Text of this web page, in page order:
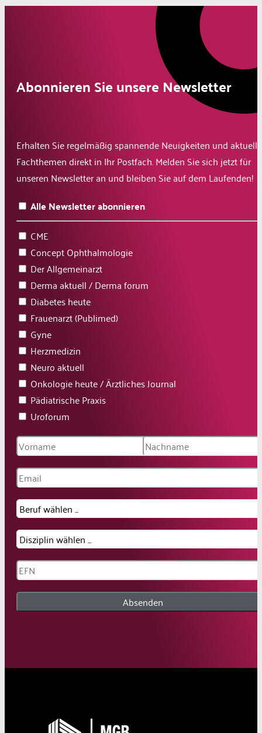
Abonnieren Sie unsere Newsletter
Erhalten Sie regelmäßig spannende Neuigkeiten und aktuelle
Fachthemen direkt in Ihr Postfach. Melden Sie sich jetzt für
unseren Newsletter an und bleiben Sie auf dem Laufenden!
Alle Newsletter abonnieren
CME
Concept Ophthalmologie
Der Allgemeinarzt
Derma aktuell / Derma forum
Diabetes heute
Frauenarzt (Publimed)
Gyne
Herzmedizin
Neuro aktuell
Onkologie heute / Ärztliches Journal
Pädiatrische Praxis
Uroforum
Absenden